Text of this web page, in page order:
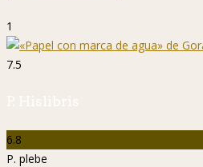
1
7.5
P. Hislibris
6.8
P. plebe